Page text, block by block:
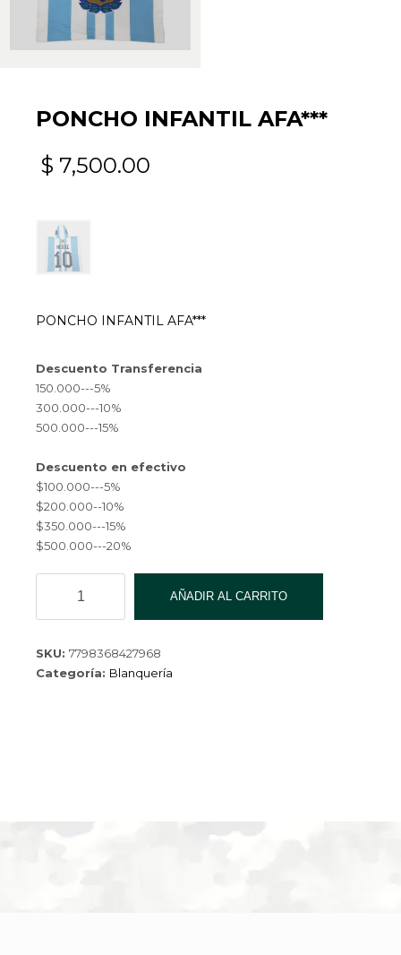
PONCHO INFANTIL AFA***
$ 7,500.00
PONCHO INFANTIL AFA***
Descuento Transferencia
150.000---5%
300.000---10%
500.000---15%
Descuento en efectivo
$100.000---5%
$200.000--10%
$350.000---15%
$500.000---20%
INFANTIL
AFA***
AÑADIR AL CARRITO
SKU: 7798368427968
Categoría: Blanquería